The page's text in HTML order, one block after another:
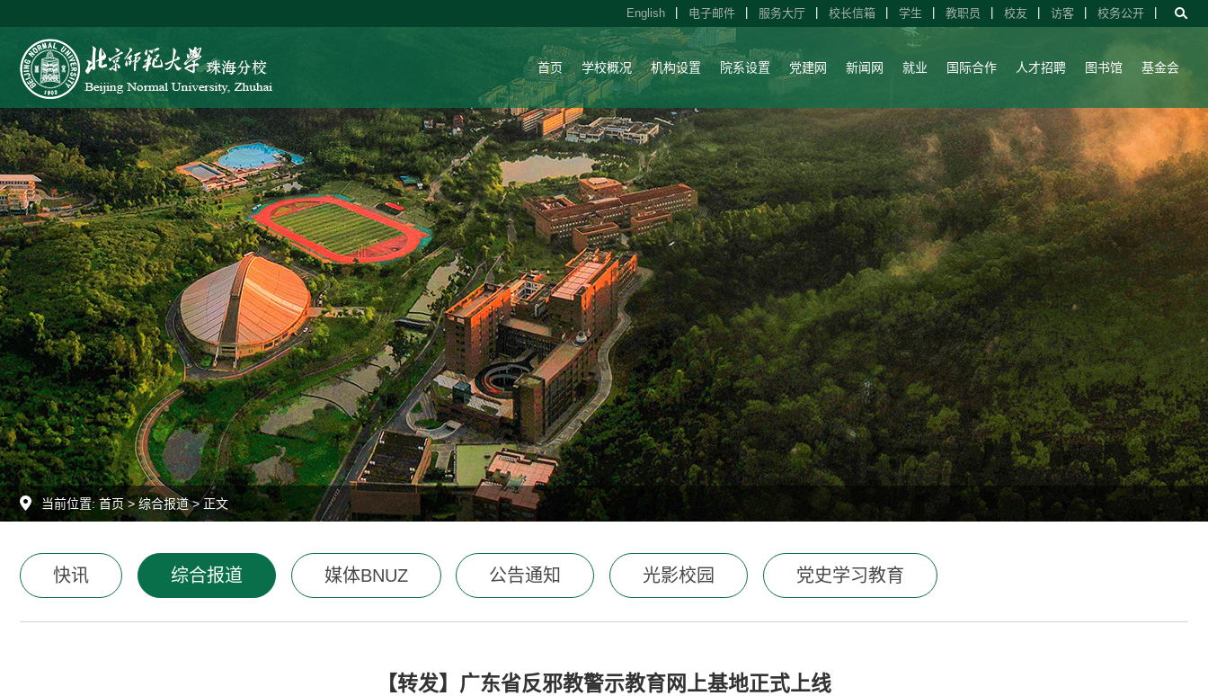
English 电子邮件 服务大厅 校长信箱 学生 教职员 校友 访客 校务公开
首页 学校概况 机构设置 院系设置 党建网 新闻网 就业 国际合作 人才招聘 图书馆 基金会
当前位置:首页>综合报道> 正文
快讯 综合报道 媒体BNUZ 公告通知 光影校园 党史学习教育
【转发】广东省反邪教警示教育网上基地正式上线